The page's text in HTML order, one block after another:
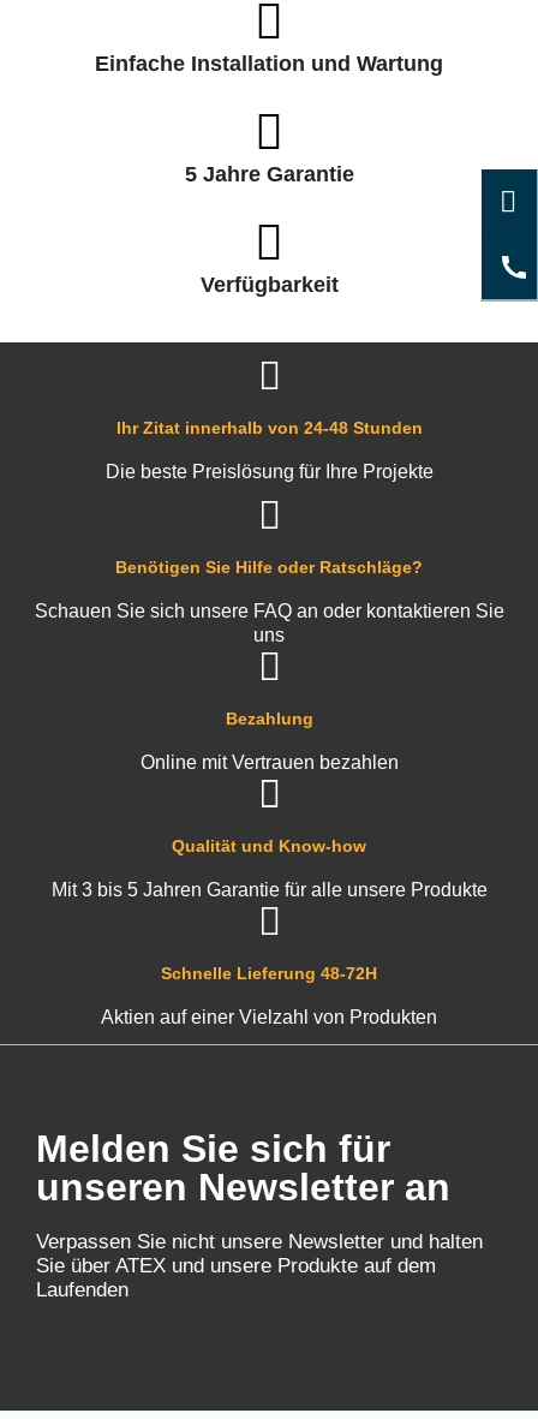
Einfache Installation und Wartung
5 Jahre Garantie
Verfügbarkeit
Schnelle Lieferung 48-72H
Aktien auf einer Vielzahl von Produkten
Qualität und Know-how
Mit 3 bis 5 Jahren Garantie für alle unsere Produkte
Bezahlung
Online mit Vertrauen bezahlen
Benötigen Sie Hilfe oder Ratschläge?
Schauen Sie sich unsere FAQ an oder kontaktieren Sie
uns
Ihr Zitat innerhalb von 24-48 Stunden
Die beste Preislösung für Ihre Projekte
Melden Sie sich für
unseren Newsletter an
Verpassen Sie nicht unsere Newsletter und halten
Sie über ATEX und unsere Produkte auf dem
Laufenden